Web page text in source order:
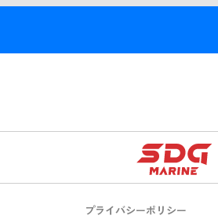
プライバシーポリシー